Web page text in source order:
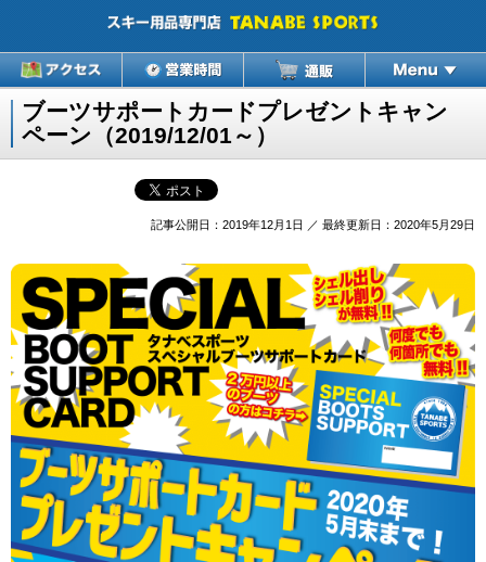
ブーツサポートカードプレゼントキャン
ペーン（2019/12/01～）
記事公開日：2019年12月1日 ／ 最終更新日：2020年5月29日